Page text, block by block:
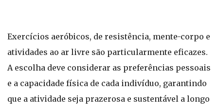
Exercícios aeróbicos, de resistência, mente-corpo e
atividades ao ar livre são particularmente eficazes.
A escolha deve considerar as preferências pessoais
e a capacidade física de cada indivíduo, garantindo
que a atividade seja prazerosa e sustentável a longo